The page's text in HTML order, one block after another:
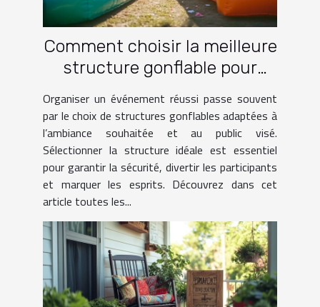
Comment choisir la meilleure
structure gonflable pour
votre événement ?
Organiser un événement réussi passe souvent
par le choix de structures gonflables adaptées à
l’ambiance souhaitée et au public visé.
Sélectionner la structure idéale est essentiel
pour garantir la sécurité, divertir les participants
et marquer les esprits. Découvrez dans cet
article toutes les...